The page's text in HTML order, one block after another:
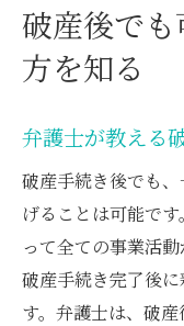
破産後で
方を知る
弁護士が教える
破産手続き後でも
げることは可能で
って全ての事業活
破産手続き完了後
す。弁護士は、破